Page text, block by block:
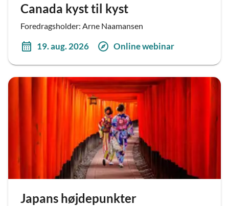
Canada kyst til kyst
Foredragsholder: Arne Naamansen
19. aug. 2026 Online webinar
Japans højdepunkter